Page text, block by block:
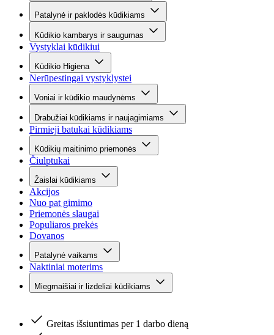
Patalynė ir paklodės kūdikiams
Kūdikio kambarys ir saugumas
Vystyklai kūdikiui
Kūdikio Higiena
Nerūpestingai vystyklystei
Voniai ir kūdikio maudynėms
Drabužiai kūdikiams ir naujagimiams
Pirmieji batukai kūdikiams
Kūdikių maitinimo priemonės
Čiulptukai
Žaislai kūdikiams
Akcijos
Nuo pat gimimo
Priemonės slaugai
Populiaros prekės
Dovanos
Patalynė vaikams
Naktiniai moterims
Miegmaišiai ir lizdeliai kūdikiams
Greitas išsiuntimas per 1 darbo dieną